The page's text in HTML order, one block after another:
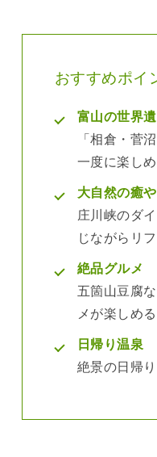
おすすめポイ
富山の世界遺
「相倉・菅
一度に楽しめ
大自然の癒
庄川峡のダ
じながらリ
絶品グルメ
五箇山豆腐
メが楽しめる
日帰り温泉
絶景の日帰